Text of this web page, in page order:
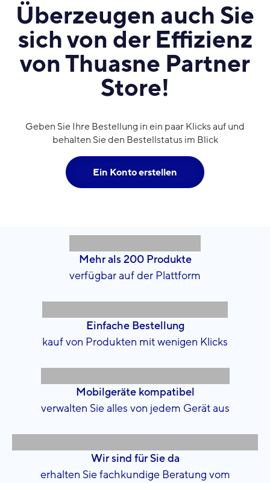
Überzeugen auch Sie
sich von der Effizienz
von Thuasne Partner
Store!
Geben Sie Ihre Bestellung in ein paar Klicks auf und
behalten Sie den Bestellstatus im Blick
Ein Konto erstellen
Mehr als 200 Produkte
verfügbar auf der Plattform
Einfache Bestellung
kauf von Produkten mit wenigen Klicks
Mobilgeräte kompatibel
verwalten Sie alles von jedem Gerät aus
Wir sind für Sie da
erhalten Sie fachkundige Beratung vom